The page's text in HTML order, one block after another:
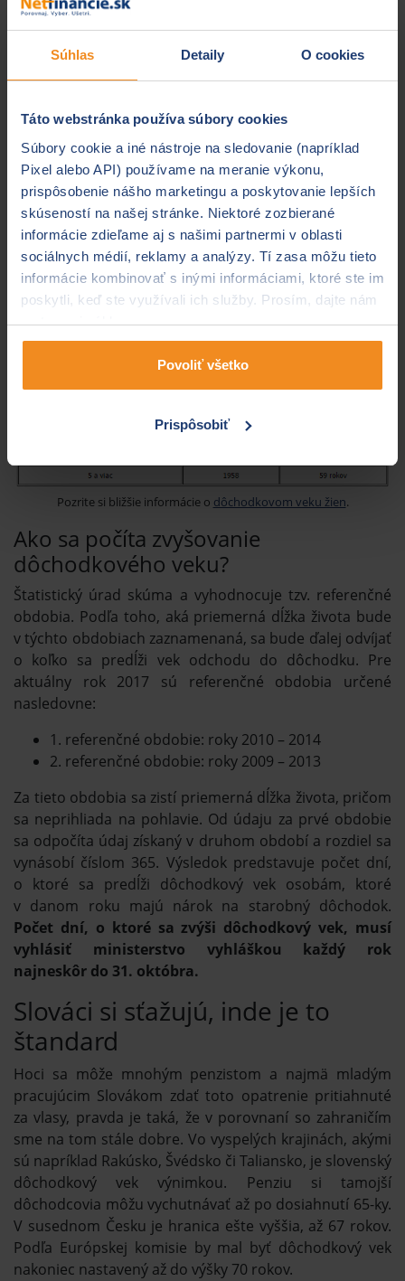
Súhlas Detaily O cookies
Táto webstránka používa súbory cookies
Súbory cookie a iné nástroje na sledovanie (napríklad
Pixel alebo API) používame na meranie výkonu,
prispôsobenie nášho marketingu a poskytovanie lepších
skúseností na našej stránke. Niektoré zozbierané
informácie zdieľame aj s našimi partnermi v oblasti
sociálnych médií, reklamy a analýzy. Tí zasa môžu tieto
informácie kombinovať s inými informáciami, ktoré ste im
poskytli, keď ste využívali ich služby. Prosím, dajte nám
na to svoj súhlas.
Povoliť všetko
Prispôsobiť
znížený dôchodkový vek v závislosti od počtu
vychovaných detí
poistenci, ktorí majú znížený dôchodkový vek –
zaradenom do I. pracovnej kategórie a/alebo do
I./II. kategórií funkcií
poistenci narodení do 31. 12. 1954 – dôchodkový
vek už dovŕšili do 31. 12. 2016
POZOR!Pre tých penzistov, ktorí dovŕšia dôchodkový
vek v roku 2017 však platí, že si musia k aktuálnemu
veku pripočítať ešte 76 dní navyše.
Pozrite si bližšie informácie o dôchodkovom veku žien.
Ako sa počíta zvyšovanie
dôchodkového veku?
Štatistický úrad skúma a vyhodnocuje tzv. referenčné
obdobia. Podľa toho, aká priemerná dĺžka života bude
v týchto obdobiach zaznamenaná, sa bude ďalej odvíjať
o koľko sa predĺži vek odchodu do dôchodku. Pre
aktuálny rok 2017 sú referenčné obdobia určené
nasledovne:
1. referenčné obdobie: roky 2010 – 2014
2. referenčné obdobie: roky 2009 – 2013
Za tieto obdobia sa zistí priemerná dĺžka života, pričom
sa neprihliada na pohlavie. Od údaju za prvé obdobie
sa odpočíta údaj získaný v druhom období a rozdiel sa
vynásobí číslom 365. Výsledok predstavuje počet dní,
o ktoré sa predĺži dôchodkový vek osobám, ktoré
v danom roku majú nárok na starobný dôchodok.
Počet dní, o ktoré sa zvýši dôchodkový vek, musí
vyhlásiť ministerstvo vyhláškou každý rok
najneskôr do 31. októbra.
Slováci si sťažujú, inde je to
štandard
Hoci sa môže mnohým penzistom a najmä mladým
pracujúcim Slovákom zdať toto opatrenie pritiahnuté
za vlasy, pravda je taká, že v porovnaní so zahraničím
sme na tom stále dobre. Vo vyspelých krajinách, akými
sú napríklad Rakúsko, Švédsko či Taliansko, je slovenský
dôchodkový vek výnimkou. Penziu si tamojší
dôchodcovia môžu vychutnávať až po dosiahnutí 65-ky.
V susednom Česku je hranica ešte vyššia, až 67 rokov.
Podľa Európskej komisie by mal byť dôchodkový vek
nakoniec nastavený až do výšky 70 rokov.